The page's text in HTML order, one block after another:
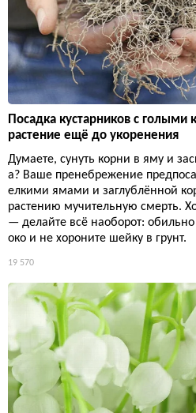
Посадка кустарников с голыми
растение ещё до укоренения
Думаете, сунуть корни в яму и
а? Ваше пренебрежение
елкими ямами и заглублённой
растению мучительную смерть.
— делайте всё наоборот:
око и не хороните шейку в грунт.
19 570